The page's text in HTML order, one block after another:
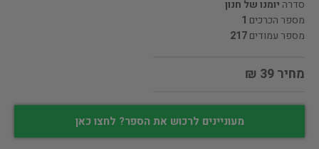
סדרה יומנו של חנון
מספר הכרכים 1
מספר עמודים217
מחיר 39 ₪
מעוניינים לרכוש את הספר? לחצו כאן